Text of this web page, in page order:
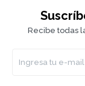
Recibe todas